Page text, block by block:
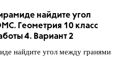
найдите угол
Геометрия 10 класс
4. Вариант 2
найдите угол между гранями